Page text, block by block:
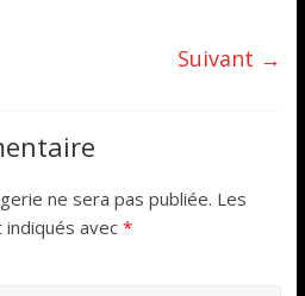
Suivant →
ne sera pas publiée. Les
avec *